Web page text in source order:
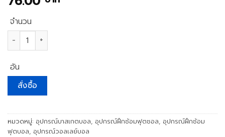
จำนวน
จำนวน ที่สูบลม AIR PUMP GRAND SPORT #375800 ชิ้น
อัน
สั่งซื้อ
หมวดหมู่: อุปกรณ์บาสเกตบอล, อุปกรณ์ฝึกซ้อมฟุตซอล, อุปกรณ์ฝึกซ้อม
ฟุตบอล, อุปกรณ์วอลเลย์บอล